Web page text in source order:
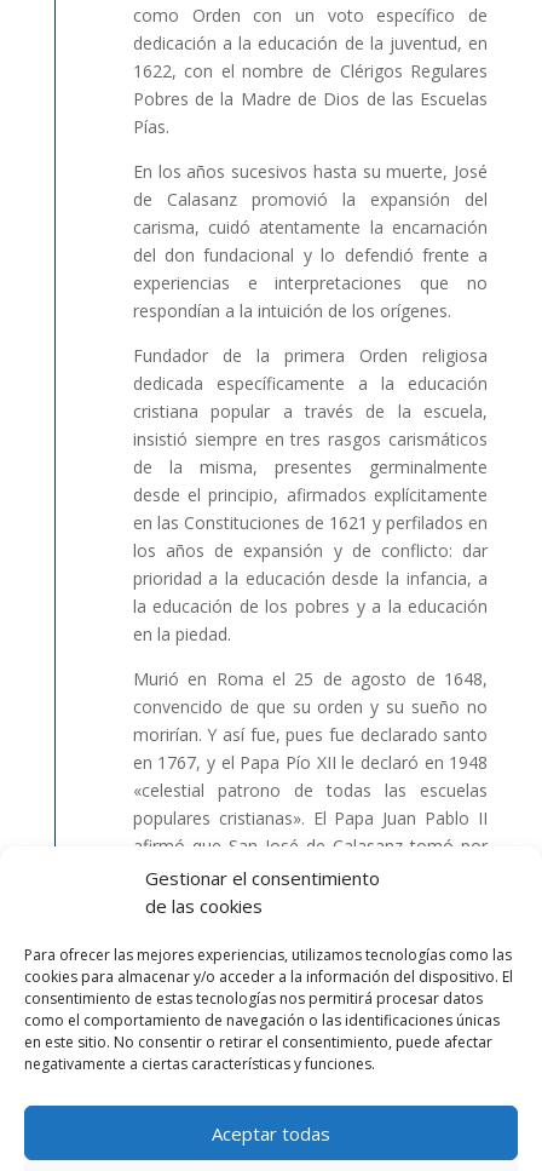
Gestionar el consentimiento
de las cookies
Para ofrecer las mejores experiencias, utilizamos tecnologías como las
cookies para almacenar y/o acceder a la información del dispositivo. El
consentimiento de estas tecnologías nos permitirá procesar datos
como el comportamiento de navegación o las identificaciones únicas
en este sitio. No consentir o retirar el consentimiento, puede afectar
negativamente a ciertas características y funciones.
Aceptar todas
como Orden con un voto específico de
dedicación a la educación de la juventud, en
1622, con el nombre de Clérigos Regulares
Pobres de la Madre de Dios de las Escuelas
Pías.
En los años sucesivos hasta su muerte, José
de Calasanz promovió la expansión del
carisma, cuidó atentamente la encarnación
del don fundacional y lo defendió frente a
experiencias e interpretaciones que no
respondían a la intuición de los orígenes.
Fundador de la primera Orden religiosa
dedicada específicamente a la educación
cristiana popular a través de la escuela,
insistió siempre en tres rasgos carismáticos
de la misma, presentes germinalmente
desde el principio, afirmados explícitamente
en las Constituciones de 1621 y perfilados en
los años de expansión y de conflicto: dar
prioridad a la educación desde la infancia, a
la educación de los pobres y a la educación
en la piedad.
Murió en Roma el 25 de agosto de 1648,
convencido de que su orden y su sueño no
morirían. Y así fue, pues fue declarado santo
en 1767, y el Papa Pío XII le declaró en 1948
«celestial patrono de todas las escuelas
populares cristianas». El Papa Juan Pablo II
afirmó que San José de Calasanz tomó por
modelo a Cristo e intentó transmitir a los
jóvenes, además de la ciencia profana, la
captar la acción amorosa de Dios.
Carisma y Ministerio